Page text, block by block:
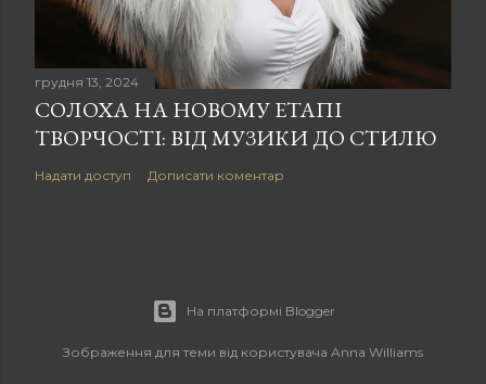
грудня 13, 2024
СОЛОХА НА НОВОМУ ЕТАПІ
ТВОРЧОСТІ: ВІД МУЗИКИ ДО СТИЛЮ
Надати доступ Дописати коментар
На платформі Blogger
Зображення для теми від користувача Anna Williams